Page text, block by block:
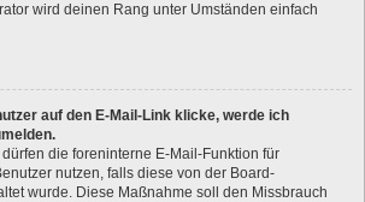
wird deinen Rang unter Umständen einfach
auf den E-Mail-Link klicke, werde ich
die foreninterne E-Mail-Funktion für
nutzen, falls diese von der Board-
wurde. Diese Maßnahme soll den Missbrauch